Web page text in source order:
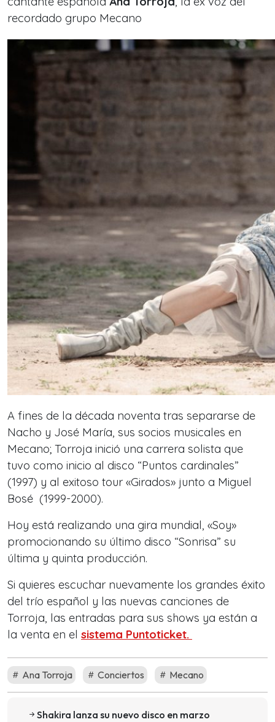
recordado grupo Mecano
A fines de la década noventa tras separarse de
Nacho y José María, sus socios musicales en
Mecano; Torroja inició una carrera solista que
tuvo como inicio al disco “Puntos cardinales”
(1997) y al exitoso tour «Girados» junto a Miguel
Bosé (1999-2000).
Hoy está realizando una gira mundial, «Soy»
promocionando su último disco “Sonrisa” su
última y quinta producción.
Si quieres escuchar nuevamente los grandes éxito
del trío español y las nuevas canciones de
Torroja, las entradas para sus shows ya están a
la venta en el sistema Puntoticket.
Ana Torroja Conciertos Mecano
Shakira lanza su nuevo disco en marzo